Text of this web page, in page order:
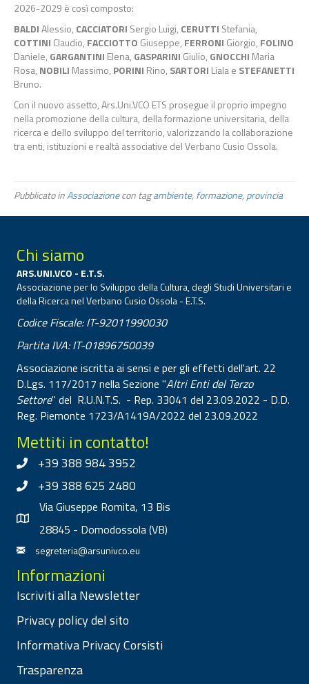
2026-2029 è così composto:
BALDIAlessio, CACCIATORI Sergio Luigi, CERUTTI Stefania,
COTTINI Claudio, FACCIOTTO Giuseppe, FERRONI Giorgio, FOLINO
Daniele, GARGANTINI Elena, GASPARINI Giulio, GNOCCHI Maria
Rosa, NOBILI Massimo, PORINI Rino, SARTORI Liala e STEFANETTI
Bruno.
Con il nuovo assetto, Ars.Uni.VCO ETS prosegue il proprio impegno
nella promozione della cultura, della formazione universitaria, della
ricerca e dello sviluppo del territorio, valorizzando la collaborazione
tra enti, istituzioni e realtà associative del Verbano Cusio Ossola.
Pubblicato inAssociazionecon tagambiente,formazione,provincia
Chi siamo
ARS.UNI.VCO - E.T.S.
Associazione per lo Sviluppo della Cultura, degli Studi Universitari e
della Ricerca nel Verbano Cusio Ossola - E.T.S.
Codice Fiscale: IT-92011990030
Partita IVA: IT-01896750039
Associazione iscritta ai sensi e per gli effetti dell'art. 22
D.Lgs. 117/2017 nella Sezione "Altri Enti del Terzo
Settore" del R.U.N.T.S. - Rep. 33041 del 23.09.2022 - D.D.
Reg. Piemonte 1723/A1419A/2022 del 23.09.2022
Mettiti in contatto!
+39 388 984 3952
+39 388 625 2480
Via Giuseppe Romita, 13 Bis
28845 - Domodossola (VB)
segreteria@arsunivco.eu
Informazioni
Iscriviti alla Newsletter
Privacy policy del sito
Informativa Privacy Corsisti
Trasparenza